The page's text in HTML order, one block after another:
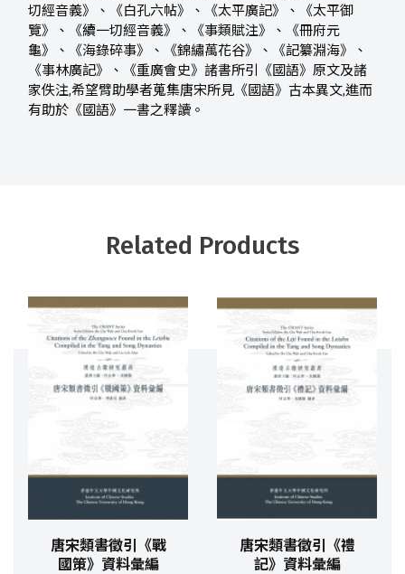
切經音義》、《白孔六帖》、《太平廣記》、《太平御
覽》、《續一切經音義》、《事類賦注》、《冊府元
龜》、《海錄碎事》、《錦繡萬花谷》、《記纂淵海》、
《事林廣記》、《重廣會史》諸書所引《國語》原文及諸
家佚注,希望臂助學者蒐集唐宋所見《國語》古本異文,進而
有助於《國語》一書之釋讀。
Related Products
唐宋類書徵引《戰
國策》資料彙編
唐宋類書徵引《禮
記》資料彙編